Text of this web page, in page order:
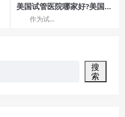
美国试管医院哪家好?美国试
管医院排名!
作为试...
搜
索